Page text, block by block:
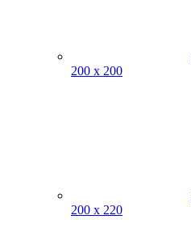
200 x 200
200 x 220